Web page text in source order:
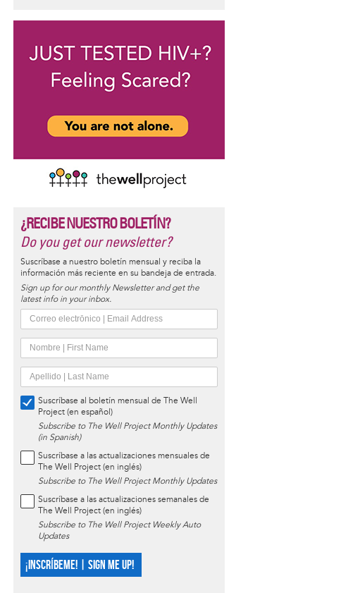
¿RECIBE NUESTRO BOLETÍN?
Do you get our newsletter?
Suscríbase a nuestro boletín mensual y reciba la
información más reciente en su bandeja de entrada.
Sign up for our monthly Newsletter and get the
latest info in your inbox.
Suscríbase al boletín mensual de The Well
Project (en español)
Subscribe to The Well Project Monthly Updates
(in Spanish)
Suscríbase a las actualizaciones mensuales de
The Well Project (en inglés)
Subscribe to The Well Project Monthly Updates
Suscríbase a las actualizaciones semanales de
The Well Project (en inglés)
Subscribe to The Well Project Weekly Auto
Updates
¡INSCRÍBEME! | SIGN ME UP!